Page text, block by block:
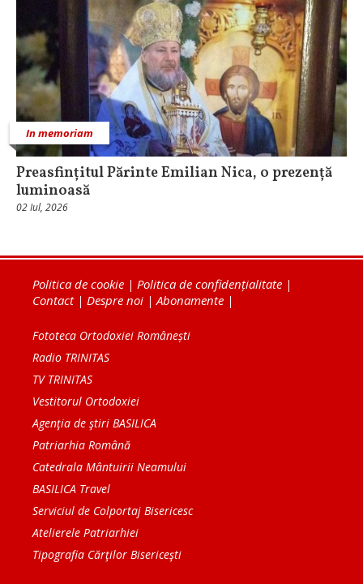
In memoriam
Preasfințitul Părinte Emilian Nica, o prezență
luminoasă
02 Iul, 2026
Politica de cookie | Politica de confidențialitate |
Contact| Despre noi |Abonamente |
Fototeca Ortodoxiei Românești
Radio TRINITAS
TV TRINITAS
Vestitorul Ortodoxiei
Agenţia de ştiri BASILICA
Patriarhia Română
Catedrala Mântuirii Neamului
BASILICA Travel
Serviciul de Colportaj Bisericesc
Atelierele Patriarhiei
Tipografia Cărţilor Bisericeşti